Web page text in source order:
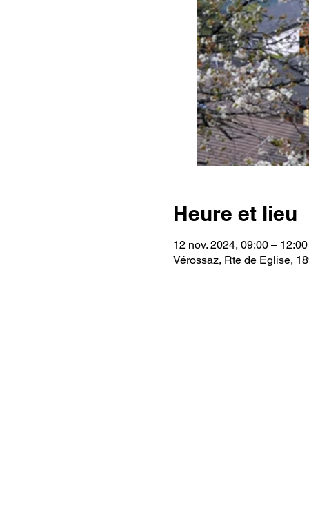
Heure et lieu
12 nov. 2024, 09:00 – 12:00
Vérossaz, Rte de Eglise,